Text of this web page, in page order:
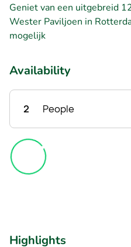
Geniet van een uitgebreid
Wester Paviljoen in
mogelijk
Availability
2 People
Highlights